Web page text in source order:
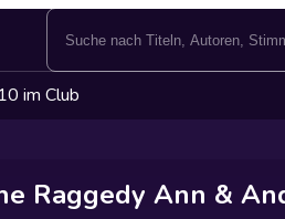
im Club
Raggedy Ann &